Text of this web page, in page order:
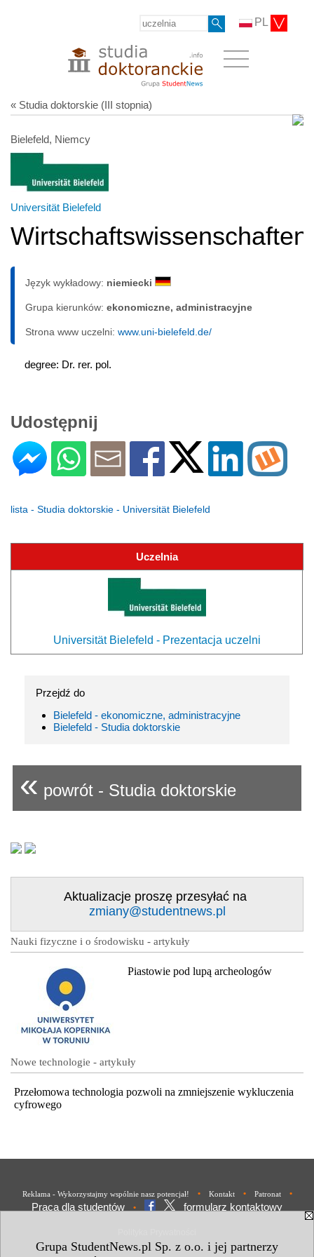
Grupa StudentNews.pl Sp. z o.o. i jej partnerzy
PL
« Studia doktorskie (III stopnia)
Bielefeld, Niemcy
Universität Bielefeld
Wirtschaftswissenschaften
Język wykładowy: niemiecki
Grupa kierunków: ekonomiczne, administracyjne
Strona www uczelni: www.uni-bielefeld.de/
degree: Dr. rer. pol.
Udostępnij
lista - Studia doktorskie - Universität Bielefeld
Uczelnia
Universität Bielefeld - Prezentacja uczelni
Przejdź do
Bielefeld - ekonomiczne, administracyjne
Bielefeld - Studia doktorskie
« powrót - Studia doktorskie
Aktualizacje proszę przesyłać na
zmiany@studentnews.pl
Nauki fizyczne i o środowisku - artykuły
Piastowie pod lupą archeologów
Nowe technologie - artykuły
Przełomowa technologia pozwoli na zmniejszenie wykluczenia
cyfrowego
Reklama - Wykorzystajmy wspólnie nasz potencjał! • Kontakt • Patronat •
Praca dla studentów • formularz kontaktowy